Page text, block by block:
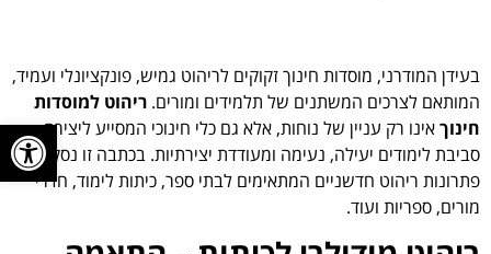
פתח
בעידן המודרני, מוסדות חינוך זקוקים לריהוט גמיש, פונקציונלי ועמיד,
המותאם לצרכים המשתנים של תלמידים ומורים. ריהוט למוסדות
חינוךאינו רק עניין של נוחות, אלא גם כלי חינוכי המסייע ליצירת
סביבת לימודים יעילה, נעימה ומעודדת יצירתיות. בכתבה זו נסקור
פתרונות ריהוט חדשניים המתאימים לבתי ספר, כיתות לימוד, חדרי
מורים, ספריות ועוד.